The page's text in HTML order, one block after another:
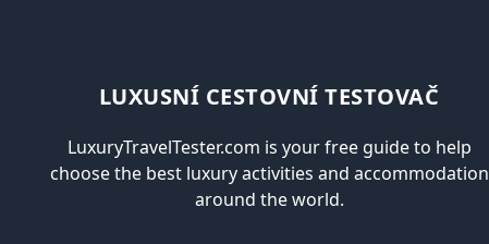
LUXUSNÍ CESTOVNÍ TESTOVAČ
LuxuryTravelTester.com is your free guide to help
choose the best luxury activities and accommodation
around the world.